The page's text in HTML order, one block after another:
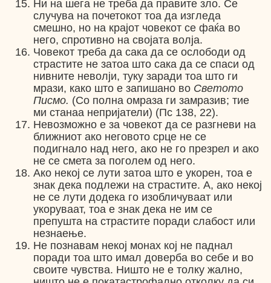
Ни на шега не треба да правите зло. Се
случува на почетокот тоа да изгледа
смешно, но на крајот човекот се фаќа во
него, спротивно на својата волја.
Човекот треба да сака да се ослободи од
страстите не затоа што сака да се спаси од
нивните неволји, туку заради тоа што ги
мрази, како што е запишано во Светото
Писмо. (Со полна омраза ги замразив; тие
ми станаа непријатели) (Пс 138, 22).
Невозможно е за човекот да се разгневи на
ближниот ако неговото срце не се
подигнало над него, ако не го презрел и ако
не се смета за поголем од него.
Ако некој се лути затоа што е укорен, тоа е
знак дека подлежи на страстите. А, ако некој
не се лути додека го изобличуваат или
укоруваат, тоа е знак дека не им се
препушта на страстите поради слабост или
незнаење.
Не познавам некој монах кој не паднал
поради тоа што имал доверба во себе и во
своите чувства. Ништо не е толку жално,